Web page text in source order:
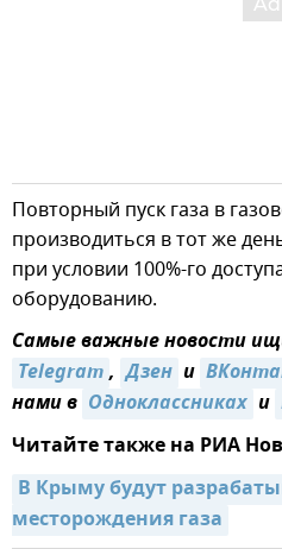
Повторный пуск газа в
производиться в тот же
при условии 100%-го
оборудованию.
Самые важные новости
Telegram, Дзен и
нами в Одноклассниках и
Читайте также на РИА
В Крыму будут
месторождения газа